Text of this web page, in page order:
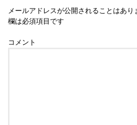
メールアドレスが公開されることはあり
欄は必須項目です
コメント